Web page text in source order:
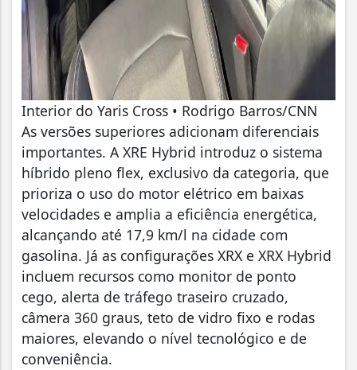
Interior do Yaris Cross • Rodrigo Barros/CNN
As versões superiores adicionam diferenciais
importantes. A XRE Hybrid introduz o sistema
híbrido pleno flex, exclusivo da categoria, que
prioriza o uso do motor elétrico em baixas
velocidades e amplia a eficiência energética,
alcançando até 17,9 km/l na cidade com
gasolina. Já as configurações XRX e XRX Hybrid
incluem recursos como monitor de ponto
cego, alerta de tráfego traseiro cruzado,
câmera 360 graus, teto de vidro fixo e rodas
maiores, elevando o nível tecnológico e de
conveniência.